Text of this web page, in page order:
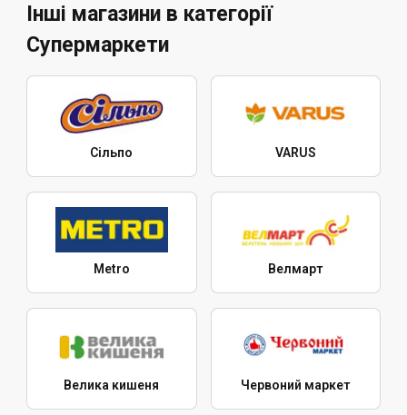
Інші магазини в категорії
Супермаркети
Сільпо VARUS
Metro Велмарт
Велика кишеня Червоний маркет